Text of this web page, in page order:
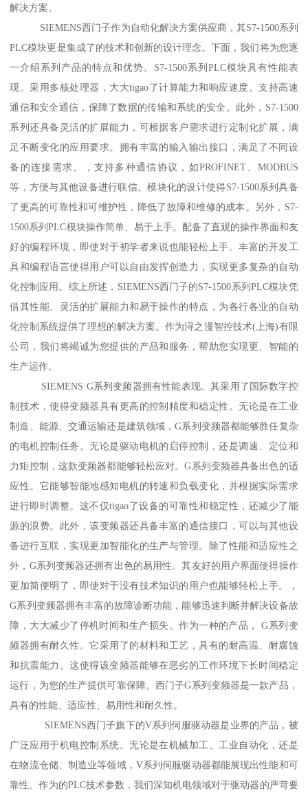
解决方案。
SIEMENS西门子作为自动化解决方案供应商，其S7-1500系列
PLC模块更是集成了的技术和创新的设计理念。下面，我们将为您逐
一介绍系列产品的特点和优势。S7-1500系列PLC模块具有性能表
现。采用多核处理器，大大tigao了计算能力和响应速度。支持高速
通信和安全通信，保障了数据的传输和系统的安全。此外，S7-1500
系列还具备灵活的扩展能力，可根据客户需求进行定制化扩展，满
足不断变化的应用要求。拥有丰富的输入输出接口，满足了不同设
备的连接需求。，支持多种通信协议，如PROFINET、MODBUS
等，方便与其他设备进行联信。模块化的设计使得S7-1500系列具备
了更高的可靠性和可维护性，降低了故障和维修的成本。另外，S7-
1500系列PLC模块操作简单、易于上手。配备了直观的操作界面和友
好的编程环境，即使对于初学者来说也能轻松上手。丰富的开发工
具和编程语言使得用户可以自由发挥创造力，实现更多复杂的自动
化控制应用。综上所述，SIEMENS西门子的S7-1500系列PLC模块凭
借其性能、灵活的扩展能力和易于操作的特点，为各行各业的自动
化控制系统提供了理想的解决方案。作为浔之漫智控技术(上海)有限
公司，我们将竭诚为您提供的产品和服务，帮助您实现更、智能的
生产运作。
SIEMENS G系列变频器拥有性能表现。其采用了国际数字控
制技术，使得变频器具有更高的控制精度和稳定性。无论是在工业
制造、能源、交通运输还是建筑领域，G系列变频器都能够胜任复杂
的电机控制任务。无论是驱动电机的启停控制，还是调速、定位和
力矩控制，这款变频器都能够轻松应对。G系列变频器具备出色的适
应性。它能够智能地感知电机的转速和负载变化，并根据实际需求
进行即时调整。这不仅tigao了设备的可靠性和稳定性，还减少了能
源的浪费。此外，该变频器还具备丰富的通信接口，可以与其他设
备进行互联，实现更加智能化的生产与管理。除了性能和适应性之
外，G系列变频器还拥有出色的易用性。其友好的用户界面使得操作
更加简便明了，即使对于没有技术知识的用户也能够轻松上手。，
G系列变频器拥有丰富的故障诊断功能，能够迅速判断并解决设备故
障，大大减少了停机时间和生产损失。作为一种的产品， G系列变
频器拥有耐久性。它采用了的材料和工艺，具有的耐高温、耐腐蚀
和抗震能力。这使得该变频器能够在恶劣的工作环境下长时间稳定
运行，为您的生产提供可靠保障。西门子G系列变频器是一款产品，
具有的性能、适应性、易用性和耐久性。
SIEMENS西门子旗下的V系列伺服驱动器是业界的产品，被
广泛应用于机电控制系统。无论是在机械加工、工业自动化，还是
在物流仓储、制造业等领域，V系列伺服驱动器都能展现出性能和可
靠性。作为的PLC技术参数，我们深知机电领域对于驱动器的严苛要